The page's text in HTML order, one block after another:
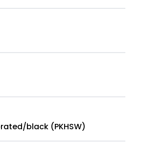
black (PKHSW)